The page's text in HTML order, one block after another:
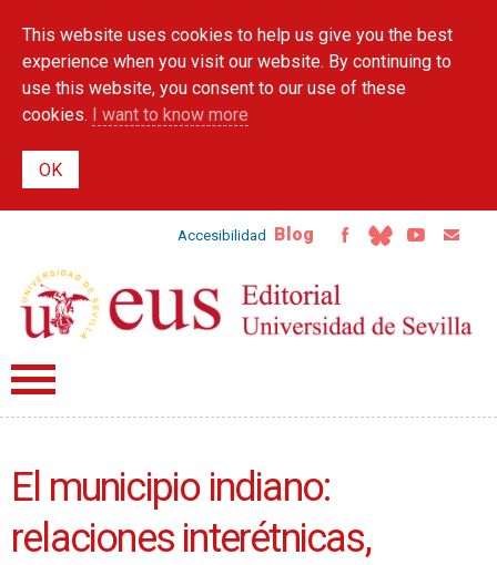
main
content
This website uses cookies to help us give you the best
experience when you visit our website. By continuing to
use this website, you consent to our use of these
cookies. I want to know more
Accesibilidad Blog
El municipio indiano:
relaciones interétnicas,